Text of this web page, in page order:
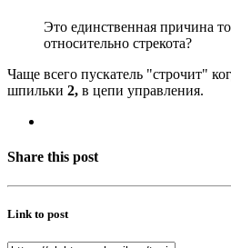
Это единственная причина
относительно стрекота?
Чаще всего пускатель "строчит"
шпильки 2, в цепи управления.
Share this post
Link to post